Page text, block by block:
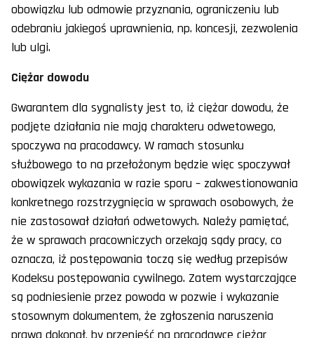
obowiązku lub odmowie przyznania, ograniczeniu lub
odebraniu jakiegoś uprawnienia, np. koncesji, zezwolenia
lub ulgi.
Ciężar dowodu
Gwarantem dla sygnalisty jest to, iż ciężar dowodu, że
podjęte działania nie mają charakteru odwetowego,
spoczywa na pracodawcy. W ramach stosunku
służbowego to na przełożonym będzie więc spoczywał
obowiązek wykazania w razie sporu – zakwestionowania
konkretnego rozstrzygnięcia w sprawach osobowych, że
nie zastosował działań odwetowych. Należy pamiętać,
że w sprawach pracowniczych orzekają sądy pracy, co
oznacza, iż postępowania toczą się według przepisów
Kodeksu postępowania cywilnego. Zatem wystarczające
są podniesienie przez powoda w pozwie i wykazanie
stosownym dokumentem, że zgłoszenia naruszenia